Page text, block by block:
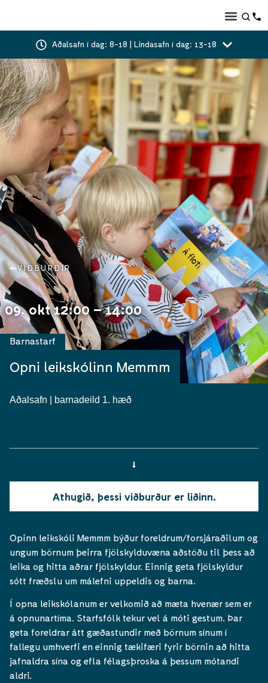
Aðalsafn í dag: 8-18 | Lindasafn í dag: 13-18
VIÐBURÐIR
09. okt 12:00 – 14:00
Opni leikskólinn Memmm
Barnastarf
Aðalsafn | barnadeild 1. hæð
Athugið, þessi viðburður er liðinn.
Opinn leikskóli Memmm býður foreldrum/forsjáraðilum og
ungum börnum þeirra fjölskylduvæna aðstöðu til þess að
leika og hitta aðrar fjölskyldur. Einnig geta fjölskyldur
sótt fræðslu um málefni uppeldis og barna.
Í opna leikskólanum er velkomið að mæta hvenær sem er
á opnunartíma. Starfsfólk tekur vel á móti gestum. Þar
geta foreldrar átt gæðastundir með börnum sínum í
fallegu umhverfi en einnig tækifæri fyrir börnin að hitta
jafnaldra sína og efla félagsþroska á þessum mótandi
aldri.